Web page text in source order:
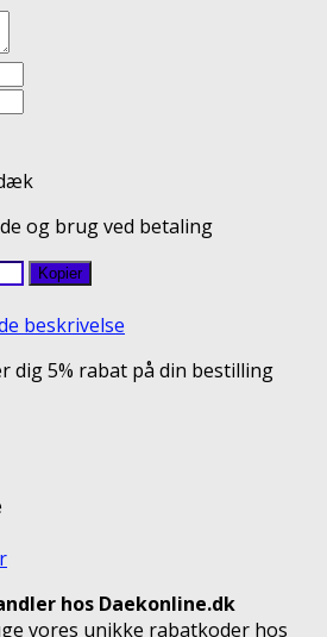
og brug ved betaling
Kopier
beskrivelse
dig 5% rabat på din bestilling
hos Daekonline.dk
vores unikke rabatkoder hos